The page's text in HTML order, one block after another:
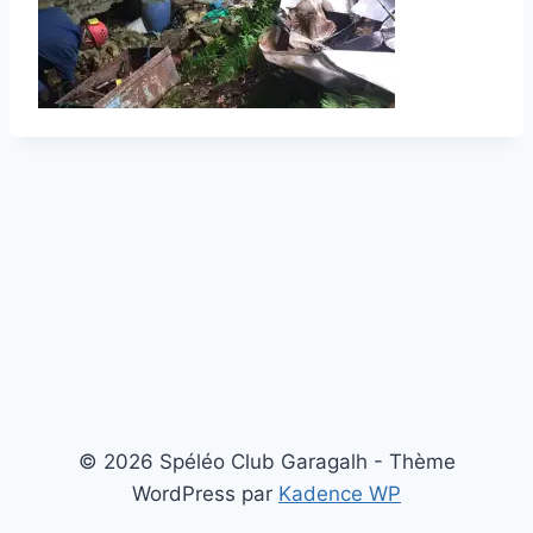
© 2026 Spéléo Club Garagalh - Thème
WordPress par Kadence WP